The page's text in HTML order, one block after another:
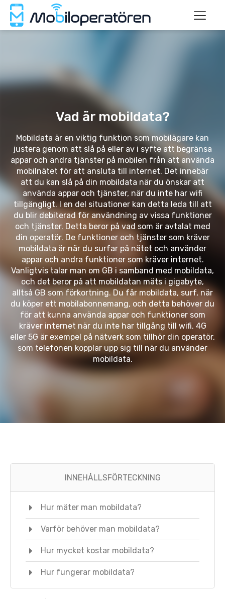
Vad är mobildata?
Mobildata är en viktig funktion som mobilägare kan
justera genom att slå på eller av i syfte att begränsa
appar och andra tjänster på mobilen från att använda
mobilnätet för att ansluta till internet. Det innebär
att du kan slå på din mobildata när du önskar att
använda appar och tjänster, när du inte har wifi
tillgängligt. I en del situationer kan detta leda till att
du blir debiterad för användning av vissa funktioner
och tjänster. Detta beror på vad som är avtalat med
din operatör. De funktioner och tjänster som kräver
mobildata är när du surfar på nätet och använder
appar och andra funktioner som kräver internet.
Vanligtvis talar man om GB i samband med mobildata,
och det beror på att mobildatan mäts i gigabyte,
alltså GB som förkortning. Du får mobildata, surf, när
du köper ett mobilabonnemang, och detta behöver du
för att kunna använda appar och funktioner som
kräver internet när du inte har tillgång till wifi. 4G
eller 5G är exempel på nätverk som tillhör din operatör,
som telefonen kopplar upp sig till när du använder
mobildata.
INNEHÅLLSFÖRTECKNING
Hur mäter man mobildata?
Varför behöver man mobildata?
Hur mycket kostar mobildata?
Hur fungerar mobildata?